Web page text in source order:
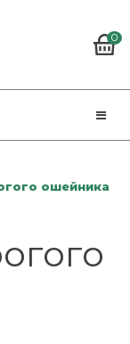
0
ошейника